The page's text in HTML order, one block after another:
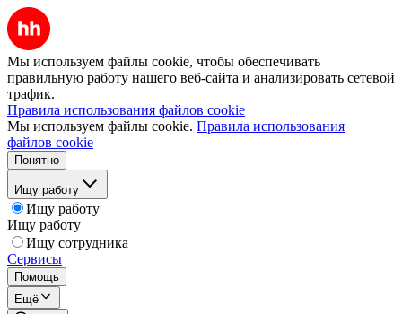
Мы используем файлы cookie, чтобы обеспечивать
правильную работу нашего веб-сайта и анализировать сетевой
трафик.
Правила использования файлов cookie
Мы используем файлы cookie. Правила использования
файлов cookie
Понятно
Ищу работу
Ищу работу
Ищу работу
Ищу сотрудника
Сервисы
Помощь
Ещё